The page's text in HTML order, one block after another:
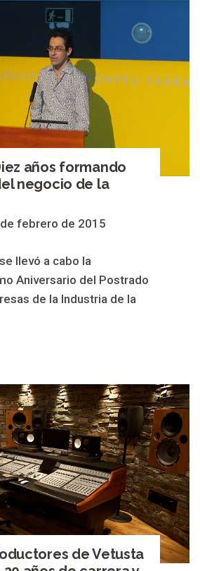
años formando
negocio de la
febrero de 2015
llevó a cabo la
Aniversario del Postrado
de la Industria de la
de Vetusta